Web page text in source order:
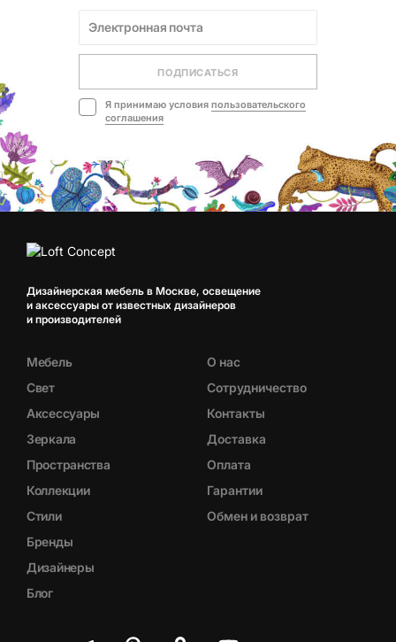
ПОДПИСАТЬСЯ
Я принимаю условия пользовательского
соглашения
Дизайнерская мебель в Москве, освещение
и аксессуары от известных дизайнеров
и производителей
Мебель
Свет
Аксессуары
Зеркала
Пространства
Коллекции
Стили
Бренды
Дизайнеры
Блог
О нас
Сотрудничество
Контакты
Доставка
Оплата
Гарантии
Обмен и возврат